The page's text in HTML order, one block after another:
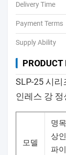
Delivery Time
Payment Terms
Supply Ability
PRODUCT
SLP-25 시리
인레스 강
모델
명목
상인
파이